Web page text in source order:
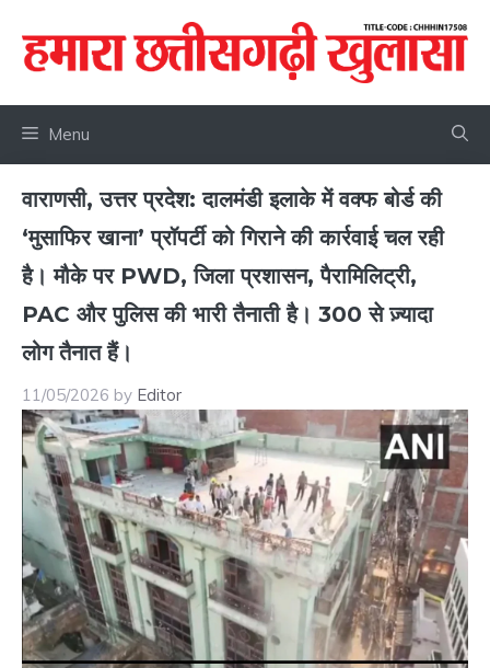
content
Menu
वाराणसी, उत्तर प्रदेश: दालमंडी इलाके में वक्फ बोर्ड की
‘मुसाफिर खाना’ प्रॉपर्टी को गिराने की कार्रवाई चल रही
है। मौके पर PWD, जिला प्रशासन, पैरामिलिट्री,
PAC और पुलिस की भारी तैनाती है। 300 से ज़्यादा
लोग तैनात हैं।
11/05/2026 by Editor